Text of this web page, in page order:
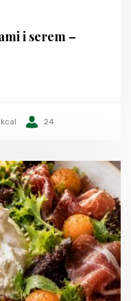
i serem –
24